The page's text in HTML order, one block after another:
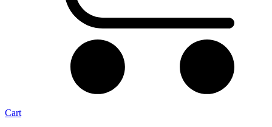
Cart